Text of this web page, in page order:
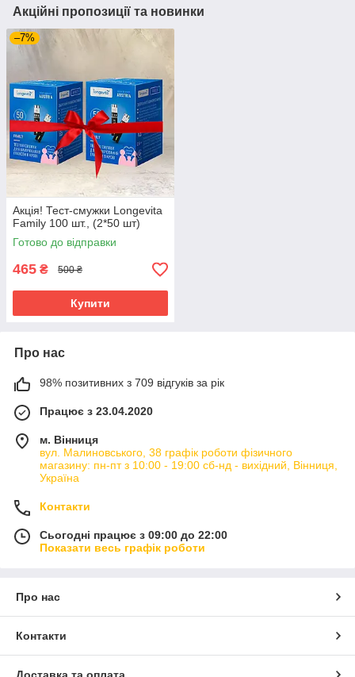
Акційні пропозиції та новинки
–7%
Акція! Тест-смужки Longevita
Family 100 шт., (2*50 шт)
Готово до відправки
465 ₴ 500 ₴
Купити
Про нас
98% позитивних з 709 відгуків за рік
Працює з 23.04.2020
м. Вінниця
вул. Малиновського, 38 графік роботи фізичного
магазину: пн-пт з 10:00 - 19:00 сб-нд - вихідний, Вінниця,
Україна
Контакти
Сьогодні працює з 09:00 до 22:00
Показати весь графік роботи
Про нас
Контакти